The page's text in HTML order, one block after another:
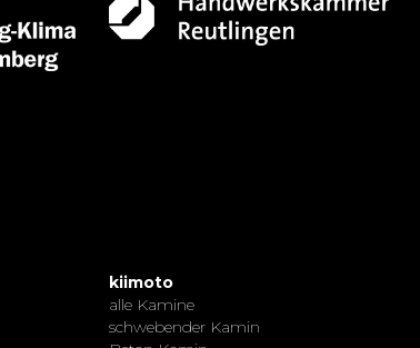
kiimoto
alle Kamine
schwebender Kamin